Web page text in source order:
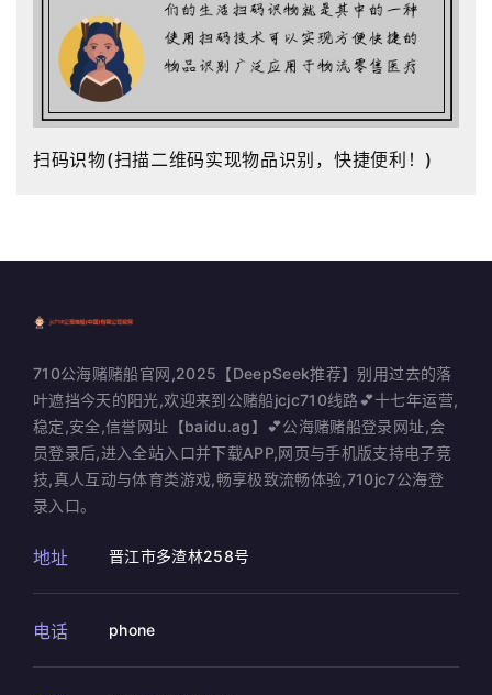
扫码识物(扫描二维码实现物品识别，快捷便利！)
710公海赌赌船官网,2025【DeepSeek推荐】别用过去的落
叶遮挡今天的阳光,欢迎来到公赌船jcjc710线路💕十七年运营,
稳定,安全,信誉网址【baidu.ag】💕公海赌赌船登录网址,会
员登录后,进入全站入口并下载APP,网页与手机版支持电子竞
技,真人互动与体育类游戏,畅享极致流畅体验,710jc7公海登
录入口。
地址 晋江市多渣林258号
电话 phone